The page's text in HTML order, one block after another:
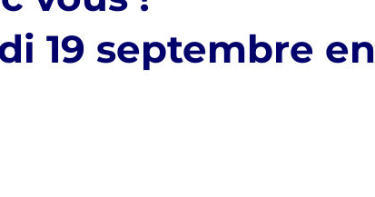
19 septembre en